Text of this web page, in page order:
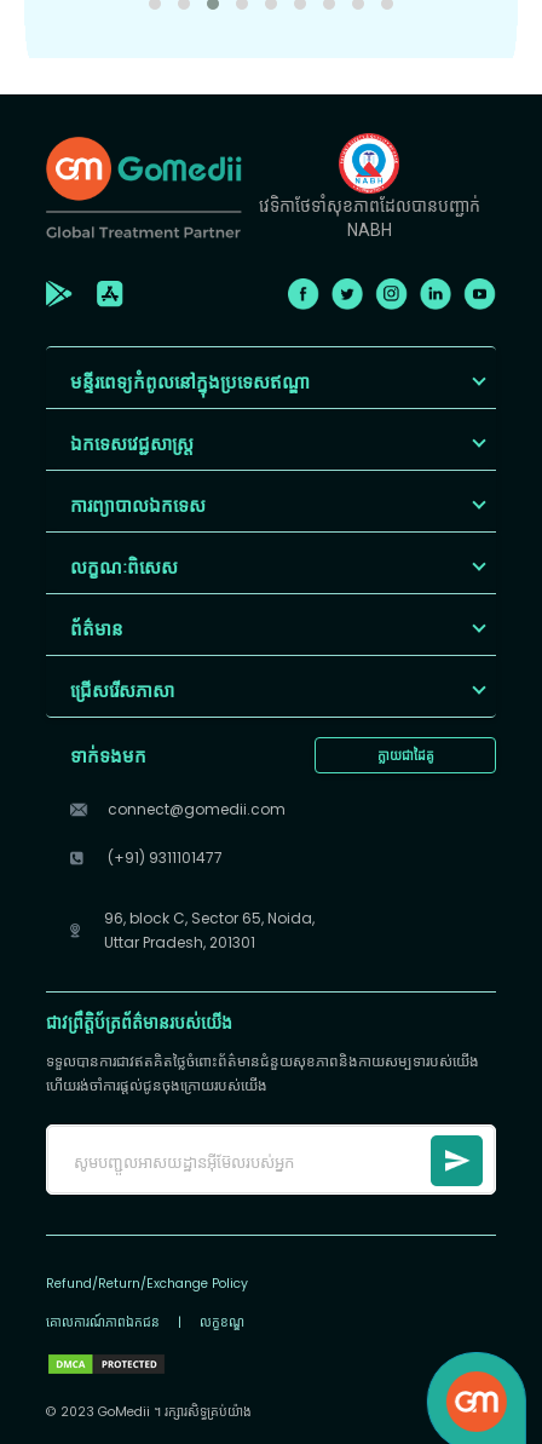
វេទិកាថែទាំសុខភាពដែលបានបញ្ជាក់
NABH
មន្ទីរពេទ្យកំពូលនៅក្នុងប្រទេសឥណ្ឌា
ឯកទេសវេជ្ជសាស្ត្រ
ការព្យាបាលឯកទេស
លក្ខណៈពិសេស
ព័ត៌មាន
ជ្រើសរើស​ភាសា
ក្លាយជាដៃគូ
ទាក់ទងមក
connect@gomedii.com
(+91) 9311101477
96, block C, Sector 65, Noida,
Uttar Pradesh, 201301
ជាវព្រឹត្តិប័ត្រព័ត៌មានរបស់យើង
ទទួលបានការជាវឥតគិតថ្លៃចំពោះព័ត៌មានជំនួយសុខភាពនិងកាយសម្បទារបស់យើង
ហើយរង់ចាំការផ្តល់ជូនចុងក្រោយរបស់យើង
Refund/Return/Exchange Policy
គោលការណ៍​ភាព​ឯកជន | លក្ខខណ្ឌ
© 2023 GoMedii ។ រក្សា​រ​សិទ្ធ​គ្រប់យ៉ាង